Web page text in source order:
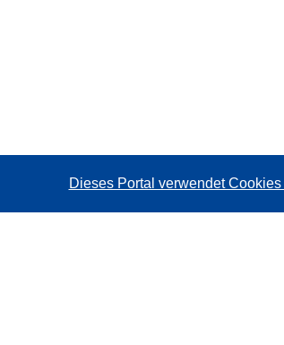
Dieses Portal verwendet Cookies